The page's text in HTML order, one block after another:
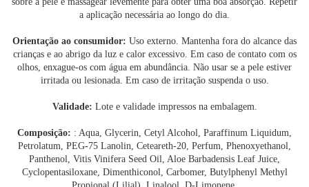
a aplicação necessária ao longo do dia.
Orientação ao consumidor: Uso externo. Mantenha fora do alcance das
crianças e ao abrigo da luz e calor excessivo. Em caso de contato com os
olhos, enxague-os com água em abundância. Não usar se a pele estiver
irritada ou lesionada. Em caso de irritação suspenda o uso.
Validade: Lote e validade impressos na embalagem.
Composição: : Aqua, Glycerin, Cetyl Alcohol, Paraffinum Liquidum,
Petrolatum, PEG-75 Lanolin, Ceteareth-20, Perfum, Phenoxyethanol,
Panthenol, Vitis Vinifera Seed Oil, Aloe Barbadensis Leaf Juice,
Cyclopentasiloxane, Dimenthiconol, Carbomer, Butylphenyl Methyl